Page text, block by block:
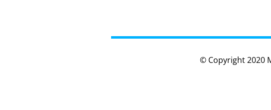
© Copyright 2020